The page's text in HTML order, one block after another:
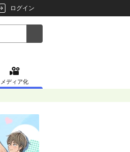
ログイン
メディア化